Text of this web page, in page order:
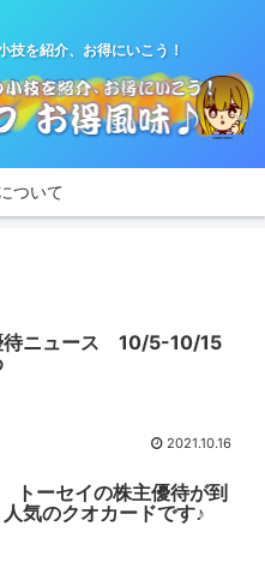
技を紹介、お得にいこう！
ついて
待ニュース 10/5-10/15
2021.10.16
ーセイの株主優待が到
気のクオカードです♪